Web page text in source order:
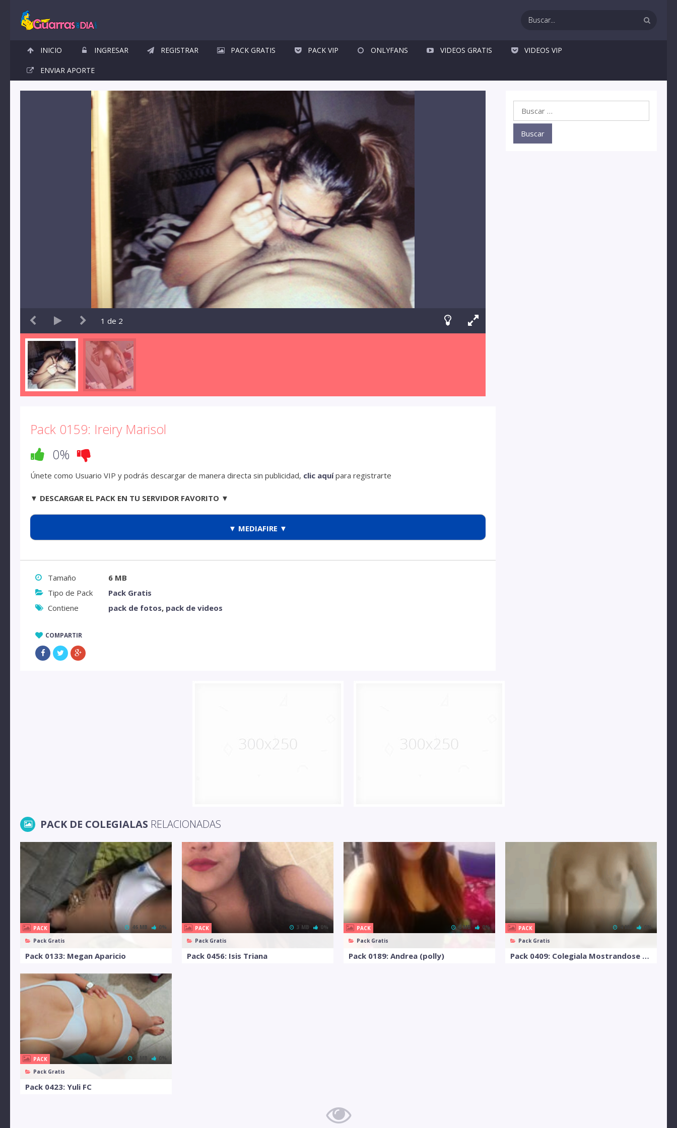
INICIO INGRESAR REGISTRAR PACK GRATIS PACK VIP ONLYFANS VIDEOS GRATIS VIDEOS VIP
ENVIAR APORTE
1 de 2
Pack 0159: Ireiry Marisol
0%
Únete como Usuario VIP y podrás descargar de manera directa sin publicidad, clic aquípara registrarte
▼ DESCARGAR EL PACK EN TU SERVIDOR FAVORITO ▼
▼ MEDIAFIRE ▼
Tamaño
6 MB
Tipo de Pack
Pack Gratis
Contiene
pack de fotos, pack de videos
COMPARTIR
PACK DE COLEGIALAS RELACIONADAS
PACK
Pack Gratis
46 MB 0%
Pack 0133: Megan Aparicio
PACK
Pack Gratis
3 MB 0%
Pack 0456: Isis Triana
PACK
Pack Gratis
6 MB 0%
Pack 0189: Andrea (polly)
PACK
Pack Gratis
4 MB 0%
Pack 0409: Colegiala Mostrandose Desnuda En El Salon
PACK
Pack Gratis
5 MB 0%
Pack 0423: Yuli FC